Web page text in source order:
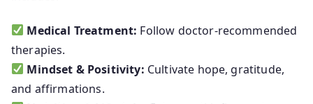
Medical Treatment: Follow doctor-recommended
therapies.
Mindset & Positivity: Cultivate hope, gratitude,
and affirmations.